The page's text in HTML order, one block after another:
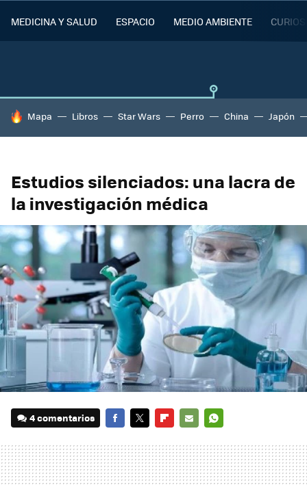
MEDICINA Y SALUD ESPACIO MEDIO AMBIENTE
HOY SE HABLA DE
Mapa Libros Star Wars Perro China Japón
Estudios silenciados: una lacra de
la investigación médica
4 comentarios
MAIL